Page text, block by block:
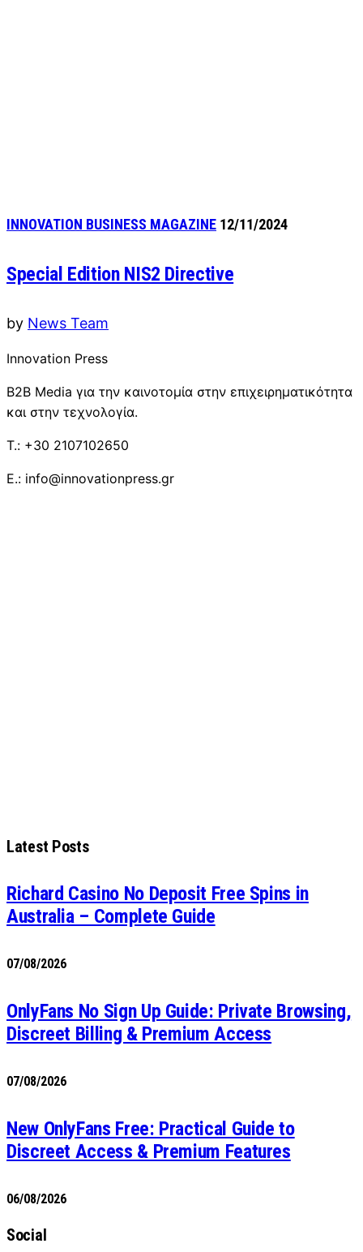
INNOVATION BUSINESS MAGAZINE 12/11/2024
Special Edition NIS2 Directive
by News Team
Innovation Press
B2B Media για την καινοτομία στην επιχειρηματικότητα
και στην τεχνολογία.
T.: +30 2107102650
E.: info@innovationpress.gr
Latest Posts
Richard Casino No Deposit Free Spins in
Australia – Complete Guide
07/08/2026
OnlyFans No Sign Up Guide: Private Browsing,
Discreet Billing & Premium Access
07/08/2026
New OnlyFans Free: Practical Guide to
Discreet Access & Premium Features
06/08/2026
Social